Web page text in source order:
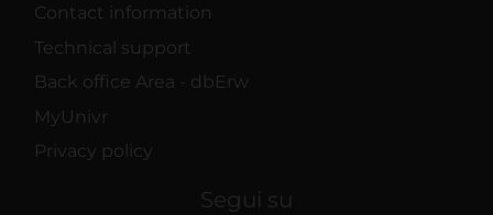
Contact information
Technical support
Back office Area - dbErw
MyUnivr
Privacy policy
Segui su